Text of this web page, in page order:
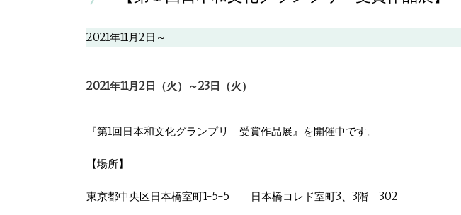
2021年11月2日～
2021年11月2日（火）～23日（火）
『第1回日本和文化グランプリ 受賞作品展』を開催中です。
【場所】
東京都中央区日本橋室町1-5-5 日本橋コレド室町3、3階 302